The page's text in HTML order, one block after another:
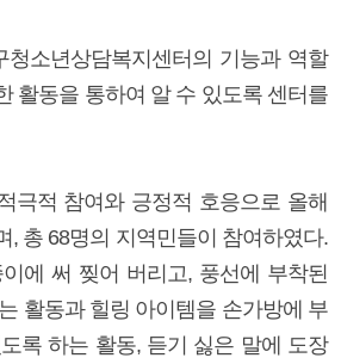
청소년상담복지센터의 기능과 역할
활동을 통하여 알 수 있도록 센터를
극적 참여와 긍정적 호응으로 올해
, 총 68명의 지역민들이 참여하였다.
에 써 찢어 버리고, 풍선에 부착된
활동과 힐링 아이템을 손가방에 부
록 하는 활동, 듣기 싫은 말에 도장